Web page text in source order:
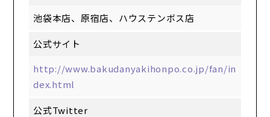
池袋本店、原宿店、ハウステンボス店
公式サイト
http://www.bakudanyakihonpo.co.jp/fan/in
dex.html
公式Twitter